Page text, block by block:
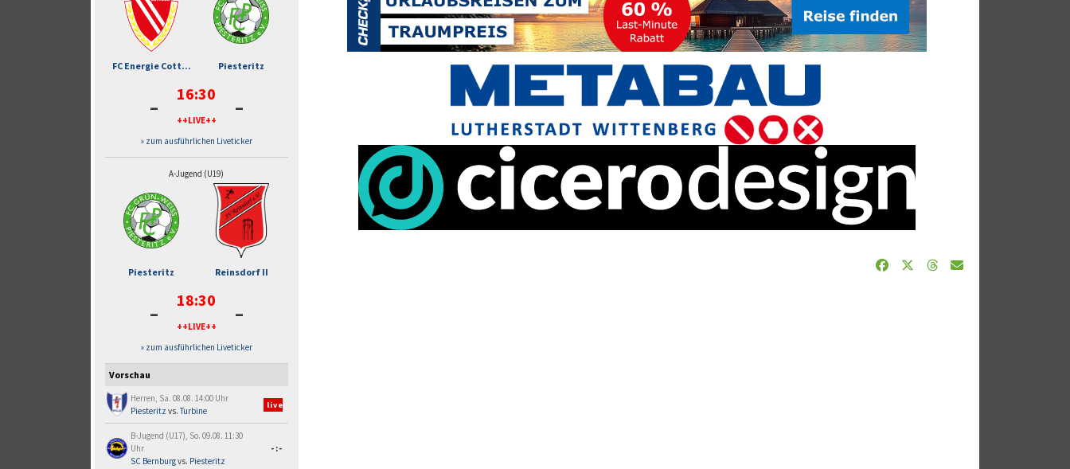
FC Energie Cott... Piesteritz
- 16:30
++LIVE++ -
» zum ausführlichen Liveticker
A-Jugend (U19)
Piesteritz Reinsdorf II
- 18:30
++LIVE++ -
» zum ausführlichen Liveticker
Vorschau
Herren, Sa. 08.08. 14:00 Uhr
Piesteritz vs.Turbine
live
B-Jugend (U17), So. 09.08. 11:30
Uhr
SC Bernburgvs. Piesteritz
-:-